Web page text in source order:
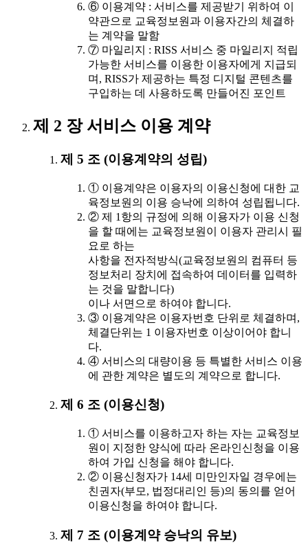
⑥ 이용계약 : 서비스를 제공받기 위하여 이
약관으로 교육정보원과 이용자간의 체결하
는 계약을 말함
⑦ 마일리지 : RISS 서비스 중 마일리지 적립
가능한 서비스를 이용한 이용자에게 지급되
며, RISS가 제공하는 특정 디지털 콘텐츠를
구입하는 데 사용하도록 만들어진 포인트
제 2 장 서비스 이용 계약
제 5 조 (이용계약의 성립)
① 이용계약은 이용자의 이용신청에 대한 교
육정보원의 이용 승낙에 의하여 성립됩니다.
② 제 1항의 규정에 의해 이용자가 이용 신청
을 할 때에는 교육정보원이 이용자 관리시 필
요로 하는
사항을 전자적방식(교육정보원의 컴퓨터 등
정보처리 장치에 접속하여 데이터를 입력하
는 것을 말합니다)
이나 서면으로 하여야 합니다.
③ 이용계약은 이용자번호 단위로 체결하며,
체결단위는 1 이용자번호 이상이어야 합니
다.
④ 서비스의 대량이용 등 특별한 서비스 이용
에 관한 계약은 별도의 계약으로 합니다.
제 6 조 (이용신청)
① 서비스를 이용하고자 하는 자는 교육정보
원이 지정한 양식에 따라 온라인신청을 이용
하여 가입 신청을 해야 합니다.
② 이용신청자가 14세 미만인자일 경우에는
친권자(부모, 법정대리인 등)의 동의를 얻어
이용신청을 하여야 합니다.
제 7 조 (이용계약 승낙의 유보)